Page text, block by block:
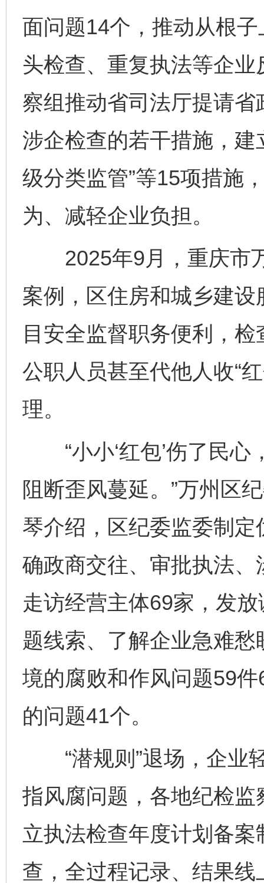
面问题14个，推动从根
头检查、重复执法等企
察组推动省司法厅提请
涉企检查的若干措施，建
级分类监管”等15项措施
为、减轻企业负担。
2025年9月，重庆市
案例，区住房和城乡建
目安全监督职务便利，检
公职人员甚至代他人收“
理。
“小小‘红包’伤了民心
阻断歪风蔓延。”万州区
琴介绍，区纪委监委制
确政商交往、审批执法
走访经营主体69家，发
题线索、了解企业急难
境的腐败和作风问题59
的问题41个。
“潜规则”退场，企业轻
指风腐问题，各地纪检
立执法检查年度计划备案
查，全过程记录、结果